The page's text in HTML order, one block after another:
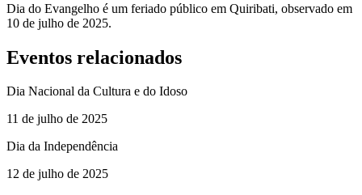
Dia do Evangelho é um feriado público em Quiribati, observado em
10 de julho de 2025.
Eventos relacionados
Dia Nacional da Cultura e do Idoso
11 de julho de 2025
Dia da Independência
12 de julho de 2025